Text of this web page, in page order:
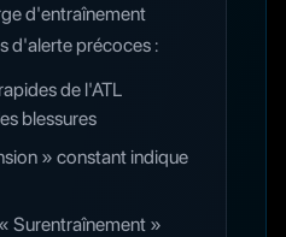
d'entraînement
d'alerte précoces :
de l'ATL
blessures
» constant indique
Surentraînement »